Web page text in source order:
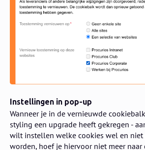
Instellingen in pop-up
Wanneer je in de vernieuwde
styling een upgrade heeft gekregen -
wilt instellen welke cookies wel en niet
worden, hoef je hiervoor niet meer naar